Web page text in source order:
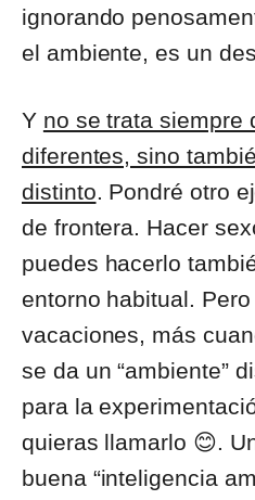
ignorando
el ambiente, es un
Y no se trata siempre
diferentes, sino
distinto. Pondré otro
de frontera. Hacer
puedes hacerlo
entorno habitual.
vacaciones, más
se da un “ambiente”
para la
quieras llamarlo 😊.
buena “inteligencia